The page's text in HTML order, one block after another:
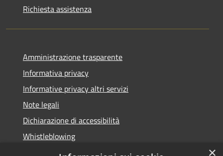
Richiesta assistenza
Amministrazione trasparente
Informativa privacy
Informative privacy altri servizi
Note legali
Dichiarazione di accessibilità
Whistleblowing
×